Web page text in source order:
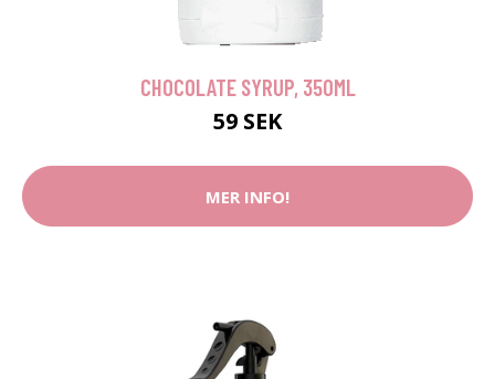
CHOCOLATE SYRUP, 350ML
59 SEK
MER INFO!